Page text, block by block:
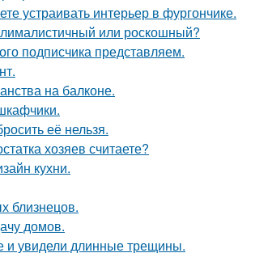
устраивать интерьер в фургончике.
или роскошный?
подписчика представляем.
на балконе.
её нельзя.
хозяев считаете?
кухни.
близнецов.
домов.
и увидели длинные трещины.